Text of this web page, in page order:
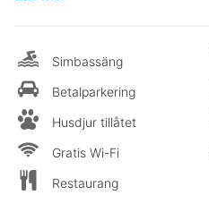
Simbassäng
Betalparkering
Husdjur tillåtet
Gratis Wi-Fi
Restaurang